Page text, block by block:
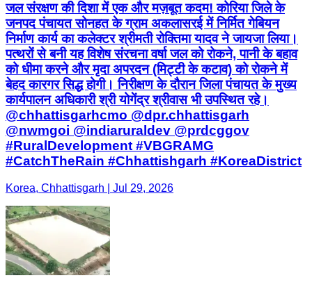
जल संरक्षण की दिशा में एक और मज़बूत कदम! कोरिया जिले के
जनपद पंचायत सोनहत के ग्राम अकलासरई में निर्मित गेबियन
निर्माण कार्य का कलेक्टर श्रीमती रोक्तिमा यादव ने जायजा लिया।
पत्थरों से बनी यह विशेष संरचना वर्षा जल को रोकने, पानी के बहाव
को धीमा करने और मृदा अपरदन (मिट्टी के कटाव) को रोकने में
बेहद कारगर सिद्ध होगी। निरीक्षण के दौरान जिला पंचायत के मुख्य
कार्यपालन अधिकारी श्री योगेंद्र श्रीवास भी उपस्थित रहे।
@chhattisgarhcmo @dpr.chhattisgarh
@nwmgoi @indiaruraldev @prdcggov
#RuralDevelopment #VBGRAMG
#CatchTheRain #Chhattishgarh #KoreaDistrict
Korea, Chhattisgarh | Jul 29, 2026